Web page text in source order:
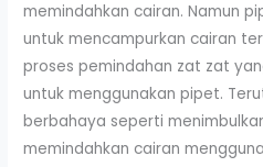
memindahkan cairan. Namun
untuk mencampurkan cairan
proses pemindahan zat zat
untuk menggunakan pipet.
berbahaya seperti
memindahkan cairan